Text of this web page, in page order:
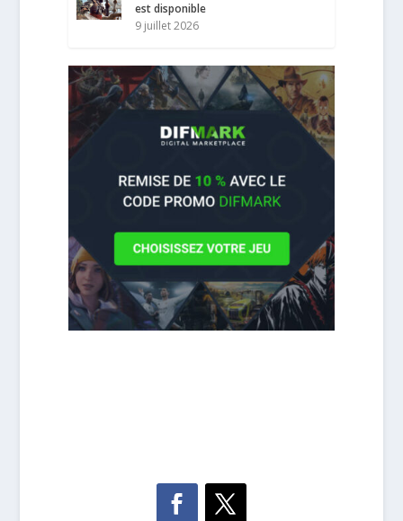
est disponible
9 juillet 2026